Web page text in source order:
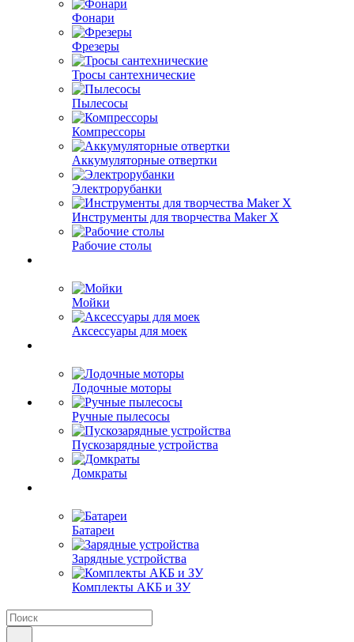
Фонари
Фрезеры
Тросы сантехнические
Пылесосы
Компрессоры
Аккумуляторные отвертки
Электрорубанки
Инструменты для творчества Maker X
Рабочие столы
Мойки
Аксессуары для моек
Лодочные моторы
Ручные пылесосы
Пускозарядные устройства
Домкраты
Батареи
Зарядные устройства
Комплекты АКБ и ЗУ